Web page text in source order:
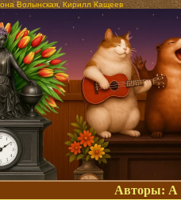
Волынская, Кирилл Кащеев
Авторы: А